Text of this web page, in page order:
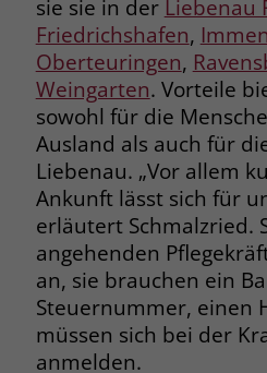
sie sie in der Liebenau
Friedrichshafen,
Oberteuringen,
Weingarten. Vorteile
sowohl für die
Ausland als auch für
Liebenau. „Vor allem
Ankunft lässt sich für
erläutert Schmalzried.
angehenden
an, sie brauchen ein
Steuernummer, einen
müssen sich bei der
anmelden.
Name _gcl_dc
Anbieter Google Ads
Laufzeit 90 Tage
Zweck
Dieses Cookie
User über
Werbeanzeige
Es enthält
welche
sodass erzielte
Bestellungen
Anzeige